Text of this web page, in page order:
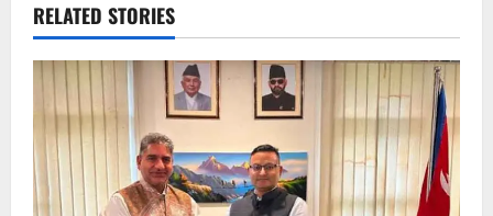
v
i
g
a
RELATED STORIES